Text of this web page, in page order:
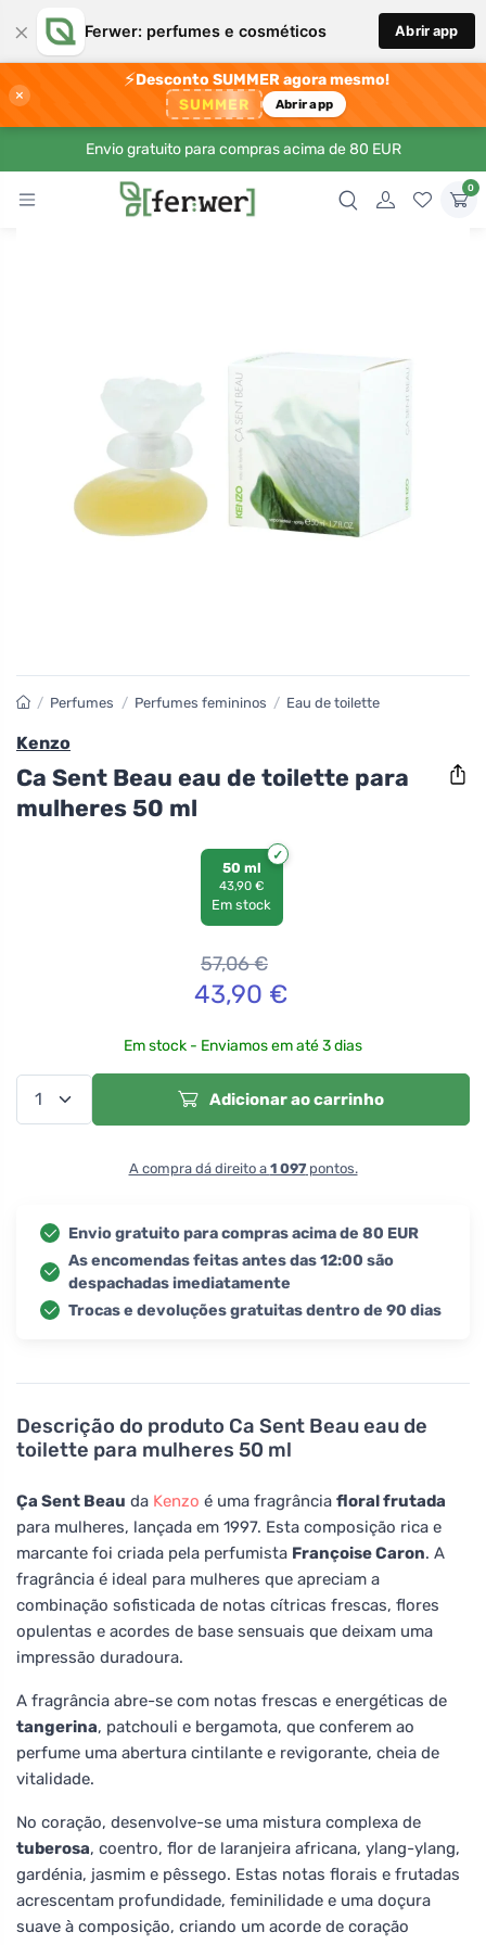
× Ferwer: perfumes e cosméticos Abrir app
×
⚡Desconto SUMMER agora mesmo!
SUMMER Abrir app
Envio gratuito para compras acima de 80 EUR
0
Descrição do produto Ca Sent Beau eau de
toilette para mulheres 50 ml
Ça Sent Beau da Kenzo é uma fragrância floral frutada
para mulheres, lançada em 1997. Esta composição rica e
marcante foi criada pela perfumista Françoise Caron. A
fragrância é ideal para mulheres que apreciam a
combinação sofisticada de notas cítricas frescas, flores
opulentas e acordes de base sensuais que deixam uma
impressão duradoura.
A fragrância abre-se com notas frescas e energéticas de
tangerina, patchouli e bergamota, que conferem ao
perfume uma abertura cintilante e revigorante, cheia de
vitalidade.
No coração, desenvolve-se uma mistura complexa de
tuberosa, coentro, flor de laranjeira africana, ylang-ylang,
gardénia, jasmim e pêssego. Estas notas florais e frutadas
acrescentam profundidade, feminilidade e uma doçura
suave à composição, criando um acorde de coração
/ Perfumes / Perfumes femininos / Eau de toilette
Kenzo
Ca Sent Beau eau de toilette para
mulheres 50 ml
50 ml
43,90 €
Em stock
57,06€
43,90 €
Em stock - Enviamos em até 3 dias
Adicionar ao carrinho
A compra dá direito a 1 097pontos.
Envio gratuito para compras acima de 80 EUR
As encomendas feitas antes das 12:00 são
despachadas imediatamente
Trocas e devoluções gratuitas dentro de 90 dias